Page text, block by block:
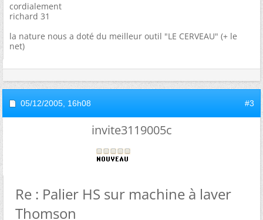
cordialement
richard 31
la nature nous a doté du meilleur outil "LE CERVEAU" (+ le
net)
05/12/2005, 16h08 #3
invite3119005c
Re : Palier HS sur machine à laver
Thomson